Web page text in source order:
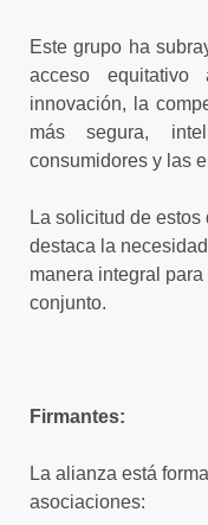
Este grupo ha
acceso
innovación, la
más segura,
consumidores y las
La solicitud de
destaca la
manera integral
conjunto.
Firmantes:
La alianza está
asociaciones: